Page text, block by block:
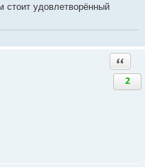
удовлетворённый
2